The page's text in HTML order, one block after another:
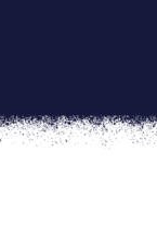
|Mar 3, 2022|IF,
Avendaño